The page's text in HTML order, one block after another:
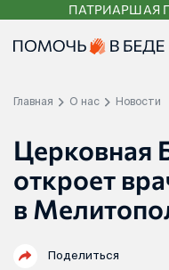
контенту
ПАТРИАРШАЯ
Главная О нас Новости
Церковная
откроет
в
Поделиться